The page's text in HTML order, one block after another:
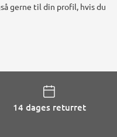
gerne til din profil, hvis du
14 dages returret